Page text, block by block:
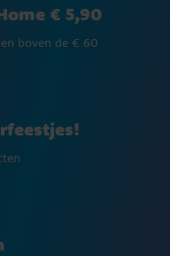
€ 5,90
boven de € 60